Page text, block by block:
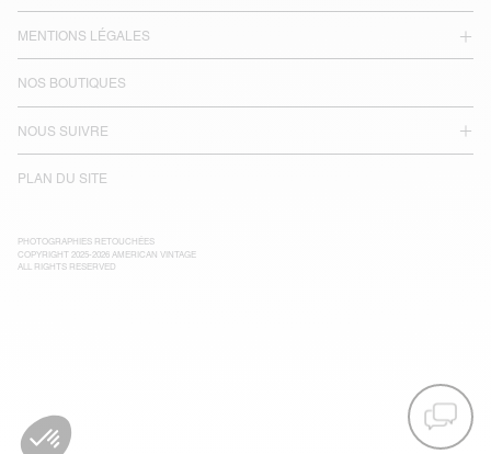
MENTIONS LÉGALES
NOS BOUTIQUES
NOUS SUIVRE
PLAN DU SITE
PHOTOGRAPHIES RETOUCHÉES
COPYRIGHT 2025-2026 AMERICAN VINTAGE
ALL RIGHTS RESERVED